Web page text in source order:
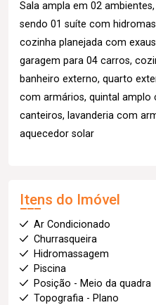
Sala ampla em 02
sendo 01 suíte com
cozinha planejada com
garagem para 04 carros,
banheiro externo, quarto
com armários, quintal amplo
canteiros, lavanderia com
aquecedor solar
Itens do Imóvel
Ar Condicionado
Churrasqueira
Hidromassagem
Piscina
Posição - Meio da quadra
Topografia - Plano